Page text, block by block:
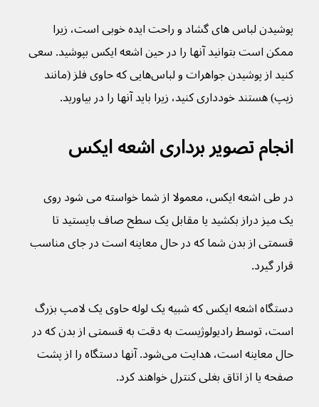
پوشیدن لباس های گشاد و راحت ایده خوبی است، زیرا
ممکن است بتوانید آنها را در حین اشعه ایکس بپوشید. سعی
کنید از پوشیدن جواهرات و لباس‌هایی که حاوی فلز (مانند
زیپ) هستند خودداری کنید، زیرا باید آنها را در بیاورید.
انجام تصویر برداری اشعه ایکس
در طی اشعه ایکس، معمولا از شما خواسته می شود روی
یک میز دراز بکشید یا مقابل یک سطح صاف بایستید تا
قسمتی از بدن شما که در حال معاینه است در جای مناسب
قرار گیرد.
دستگاه اشعه ایکس که شبیه یک لوله حاوی یک لامپ بزرگ
است، توسط رادیولوژیست به دقت به قسمتی از بدن که در
حال معاینه است، هدایت می‌شود. آنها دستگاه را از پشت
صفحه یا از اتاق بغلی کنترل خواهند کرد.